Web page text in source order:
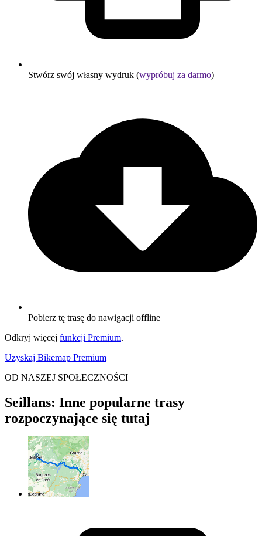
Stwórz swój własny wydruk (wypróbuj za darmo)
Pobierz tę trasę do nawigacji offline
Odkryj więcej funkcji Premium.
Uzyskaj Bikemap Premium
OD NASZEJ SPOŁECZNOŚCI
Seillans: Inne popularne trasy
rozpoczynające się tutaj